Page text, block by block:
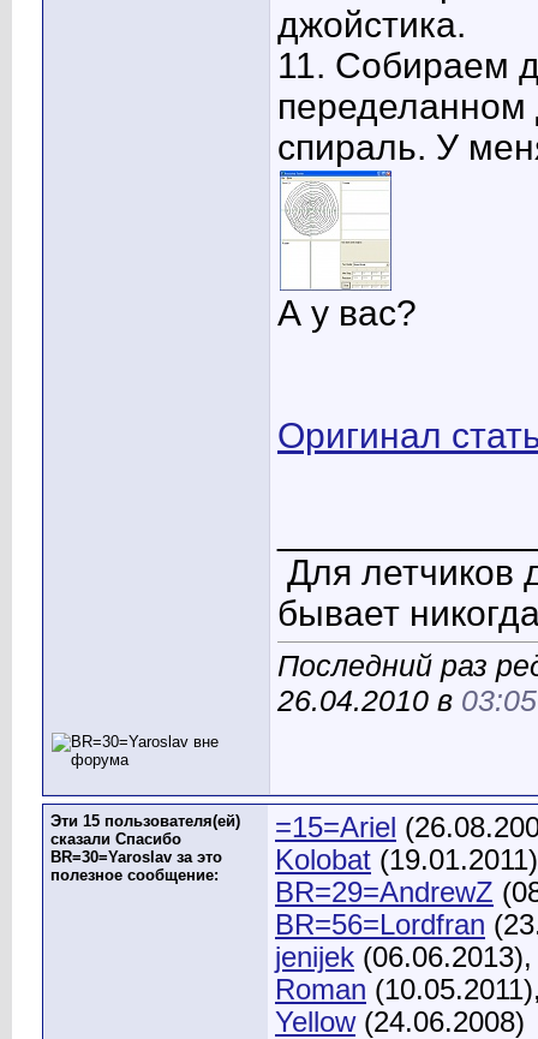
джойстика.
11. Собираем
переделанном
спираль. У
А у вас?
Оригинал
Для летчиков
бывает
Последний раз
26.04.2010 в 03:05
Эти 15 пользователя(ей)
сказали Спасибо
BR=30=Yaroslav за это
полезное сообщение:
=15=Ariel
Kolobat
BR=29=AndrewZ
BR=56=Lordfran
jenijek
Roman
Yellow(24.06.2008)